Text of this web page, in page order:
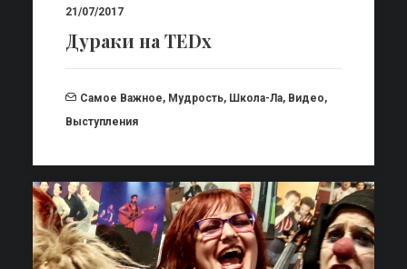
21/07/2017
Дураки на TEDx
Самое Важное, Мудрость, Школа-Ла, Видео,
Выступления